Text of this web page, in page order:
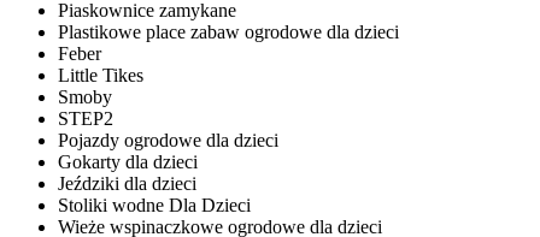
Piaskownice zamykane
Plastikowe place zabaw ogrodowe dla dzieci
Feber
Little Tikes
Smoby
STEP2
Pojazdy ogrodowe dla dzieci
Gokarty dla dzieci
Jeździki dla dzieci
Stoliki wodne Dla Dzieci
Wieże wspinaczkowe ogrodowe dla dzieci